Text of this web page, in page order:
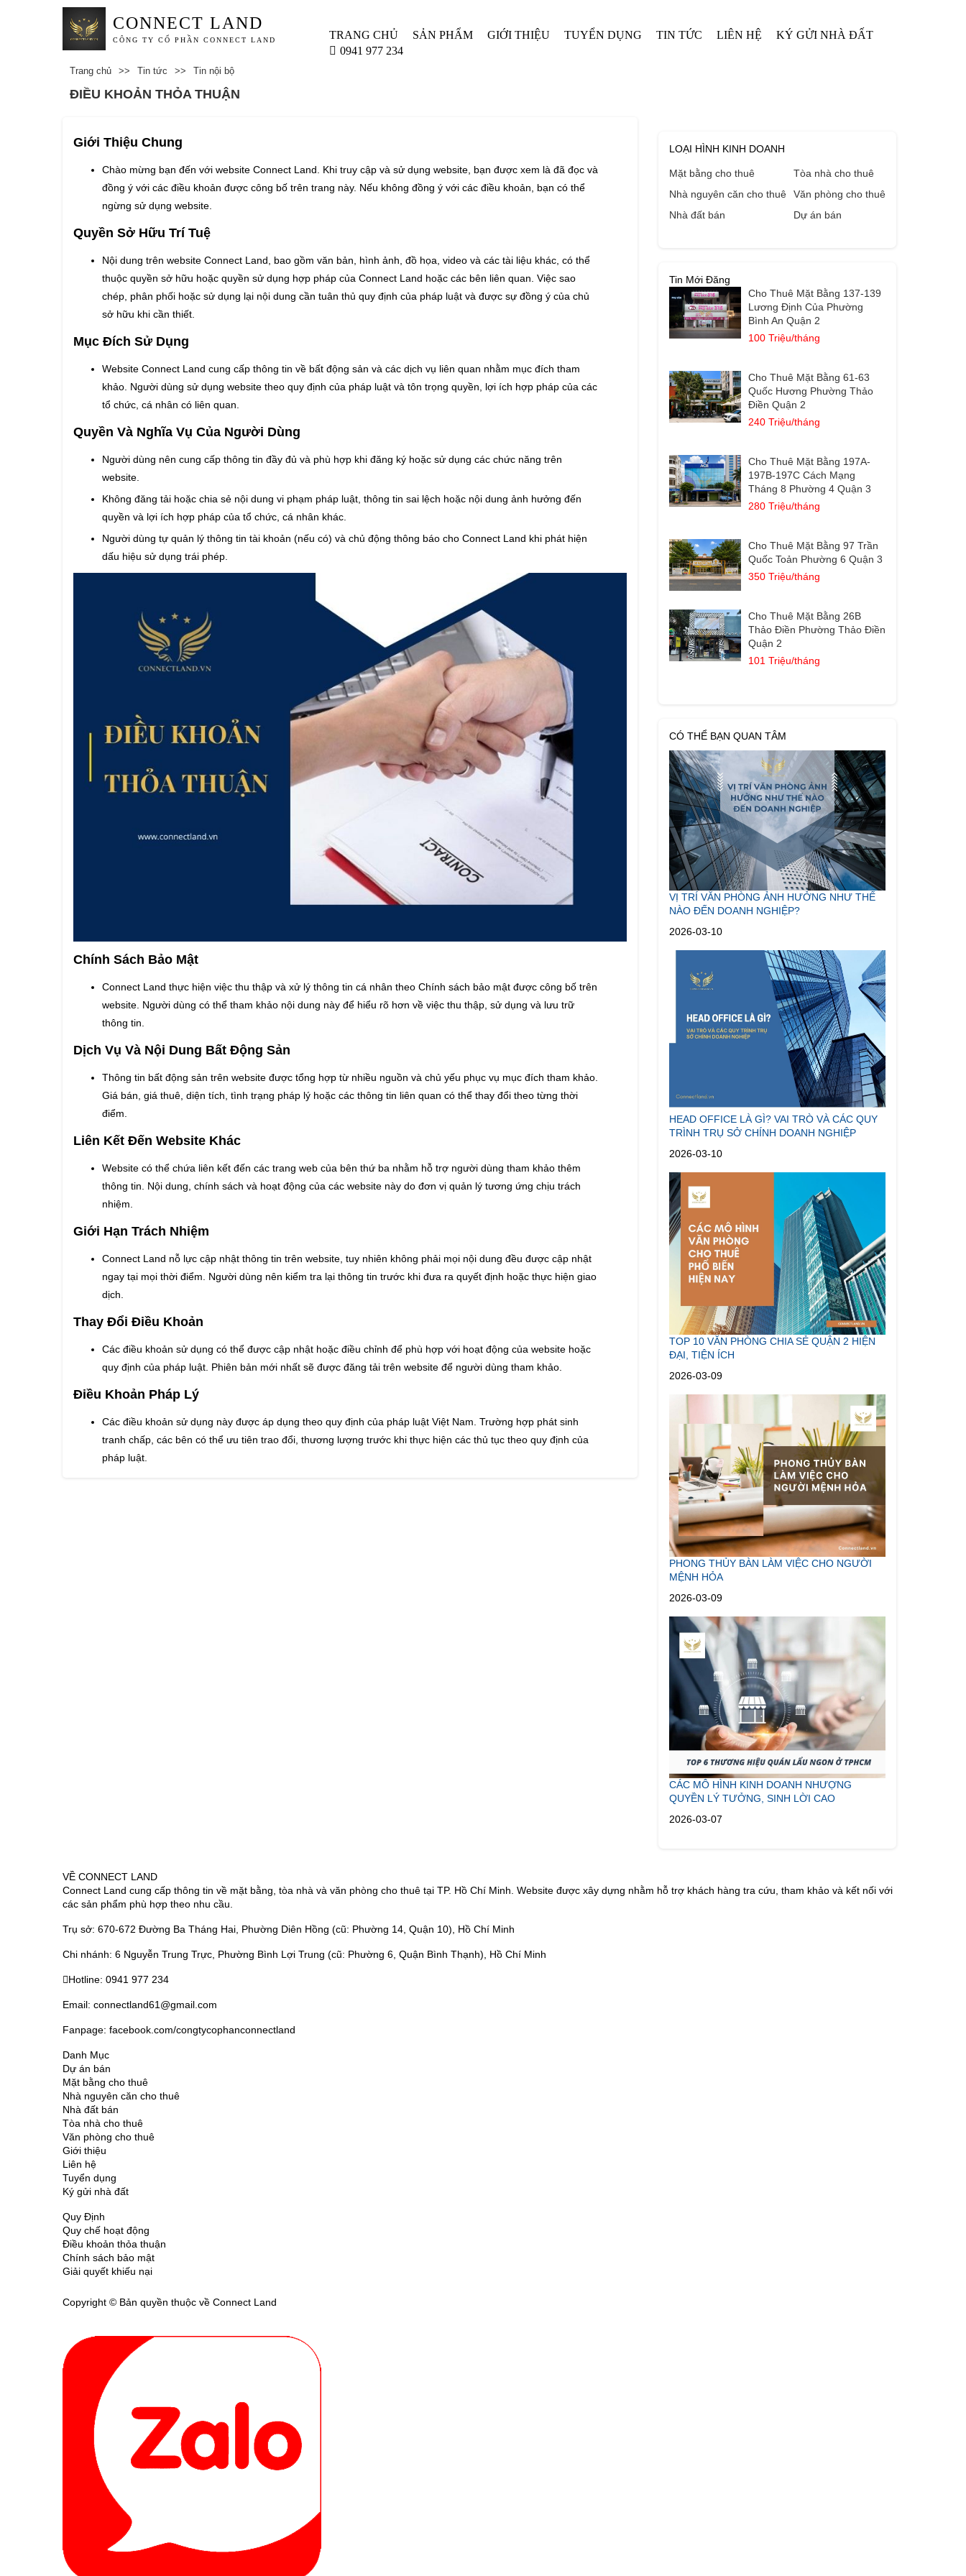
CONNECT LAND
CÔNG TY CỔ PHẦN CONNECT LAND TRANG CHỦ SẢN PHẨM GIỚI THIỆU TUYỂN DỤNG TIN TỨC LIÊN HỆ
KÝ GỬI NHÀ ĐẤT
0941 977 234
Trang chủ >> Tin tức >> Tin nội bộ
ĐIỀU KHOẢN THỎA THUẬN
Giới Thiệu Chung
Chào mừng bạn đến với website Connect Land. Khi truy cập và sử dụng website, bạn được xem là đã đọc và
đồng ý với các điều khoản được công bố trên trang này. Nếu không đồng ý với các điều khoản, bạn có thể
ngừng sử dụng website.
Quyền Sở Hữu Trí Tuệ
Nội dung trên website Connect Land, bao gồm văn bản, hình ảnh, đồ họa, video và các tài liệu khác, có thể
thuộc quyền sở hữu hoặc quyền sử dụng hợp pháp của Connect Land hoặc các bên liên quan. Việc sao
chép, phân phối hoặc sử dụng lại nội dung cần tuân thủ quy định của pháp luật và được sự đồng ý của chủ
sở hữu khi cần thiết.
Mục Đích Sử Dụng
Website Connect Land cung cấp thông tin về bất động sản và các dịch vụ liên quan nhằm mục đích tham
khảo. Người dùng sử dụng website theo quy định của pháp luật và tôn trọng quyền, lợi ích hợp pháp của các
tổ chức, cá nhân có liên quan.
Quyền Và Nghĩa Vụ Của Người Dùng
Người dùng nên cung cấp thông tin đầy đủ và phù hợp khi đăng ký hoặc sử dụng các chức năng trên
website.
Không đăng tải hoặc chia sẻ nội dung vi phạm pháp luật, thông tin sai lệch hoặc nội dung ảnh hưởng đến
quyền và lợi ích hợp pháp của tổ chức, cá nhân khác.
Người dùng tự quản lý thông tin tài khoản (nếu có) và chủ động thông báo cho Connect Land khi phát hiện
dấu hiệu sử dụng trái phép.
Chính Sách Bảo Mật
Connect Land thực hiện việc thu thập và xử lý thông tin cá nhân theo Chính sách bảo mật được công bố trên
website. Người dùng có thể tham khảo nội dung này để hiểu rõ hơn về việc thu thập, sử dụng và lưu trữ
thông tin.
Dịch Vụ Và Nội Dung Bất Động Sản
Thông tin bất động sản trên website được tổng hợp từ nhiều nguồn và chủ yếu phục vụ mục đích tham khảo.
Giá bán, giá thuê, diện tích, tình trạng pháp lý hoặc các thông tin liên quan có thể thay đổi theo từng thời
điểm.
Liên Kết Đến Website Khác
Website có thể chứa liên kết đến các trang web của bên thứ ba nhằm hỗ trợ người dùng tham khảo thêm
thông tin. Nội dung, chính sách và hoạt động của các website này do đơn vị quản lý tương ứng chịu trách
nhiệm.
Giới Hạn Trách Nhiệm
Connect Land nỗ lực cập nhật thông tin trên website, tuy nhiên không phải mọi nội dung đều được cập nhật
ngay tại mọi thời điểm. Người dùng nên kiểm tra lại thông tin trước khi đưa ra quyết định hoặc thực hiện giao
dịch.
Thay Đổi Điều Khoản
Các điều khoản sử dụng có thể được cập nhật hoặc điều chỉnh để phù hợp với hoạt động của website hoặc
quy định của pháp luật. Phiên bản mới nhất sẽ được đăng tải trên website để người dùng tham khảo.
Điều Khoản Pháp Lý
Các điều khoản sử dụng này được áp dụng theo quy định của pháp luật Việt Nam. Trường hợp phát sinh
tranh chấp, các bên có thể ưu tiên trao đổi, thương lượng trước khi thực hiện các thủ tục theo quy định của
pháp luật.
LOẠI HÌNH KINH DOANH
Mặt bằng cho thuê
Nhà nguyên căn cho thuê
Nhà đất bán
Tòa nhà cho thuê
Văn phòng cho thuê
Dự án bán
Tin Mới Đăng
Cho Thuê Mặt Bằng 137-139
Lương Định Của Phường
Bình An Quận 2
100 Triệu/tháng
Cho Thuê Mặt Bằng 61-63
Quốc Hương Phường Thảo
Điền Quận 2
240 Triệu/tháng
Cho Thuê Mặt Bằng 197A-
197B-197C Cách Mạng
Tháng 8 Phường 4 Quận 3
280 Triệu/tháng
Cho Thuê Mặt Bằng 97 Trần
Quốc Toản Phường 6 Quận 3
350 Triệu/tháng
Cho Thuê Mặt Bằng 26B
Thảo Điền Phường Thảo Điền
Quận 2
101 Triệu/tháng
CÓ THỂ BẠN QUAN TÂM
VỊ TRÍ VĂN PHÒNG ẢNH HƯỞNG NHƯ THẾ
NÀO ĐẾN DOANH NGHIỆP?
2026-03-10
HEAD OFFICE LÀ GÌ? VAI TRÒ VÀ CÁC QUY
TRÌNH TRỤ SỞ CHÍNH DOANH NGHIỆP
2026-03-10
TOP 10 VĂN PHÒNG CHIA SẺ QUẬN 2 HIỆN
ĐẠI, TIỆN ÍCH
2026-03-09
PHONG THỦY BÀN LÀM VIỆC CHO NGƯỜI
MỆNH HỎA
2026-03-09
CÁC MÔ HÌNH KINH DOANH NHƯỢNG
QUYỀN LÝ TƯỞNG, SINH LỜI CAO
2026-03-07
VỀ CONNECT LAND
Connect Land cung cấp thông tin về mặt bằng, tòa nhà và văn phòng cho thuê tại TP. Hồ Chí Minh. Website được xây dựng nhằm hỗ trợ khách hàng tra cứu, tham khảo và kết nối với
các sản phẩm phù hợp theo nhu cầu.
Trụ sở: 670-672 Đường Ba Tháng Hai, Phường Diên Hồng (cũ: Phường 14, Quận 10), Hồ Chí Minh
Chi nhánh: 6 Nguyễn Trung Trực, Phường Bình Lợi Trung (cũ: Phường 6, Quận Bình Thạnh), Hồ Chí Minh
Hotline: 0941 977 234
Email: connectland61@gmail.com
Fanpage: facebook.com/congtycophanconnectland
Danh Mục
Dự án bán
Mặt bằng cho thuê
Nhà nguyên căn cho thuê
Nhà đất bán
Tòa nhà cho thuê
Văn phòng cho thuê
Giới thiệu
Liên hệ
Tuyển dụng
Ký gửi nhà đất
Quy Định
Quy chế hoạt động
Điều khoản thỏa thuận
Chính sách bảo mật
Giải quyết khiếu nại
Copyright © Bản quyền thuộc về Connect Land